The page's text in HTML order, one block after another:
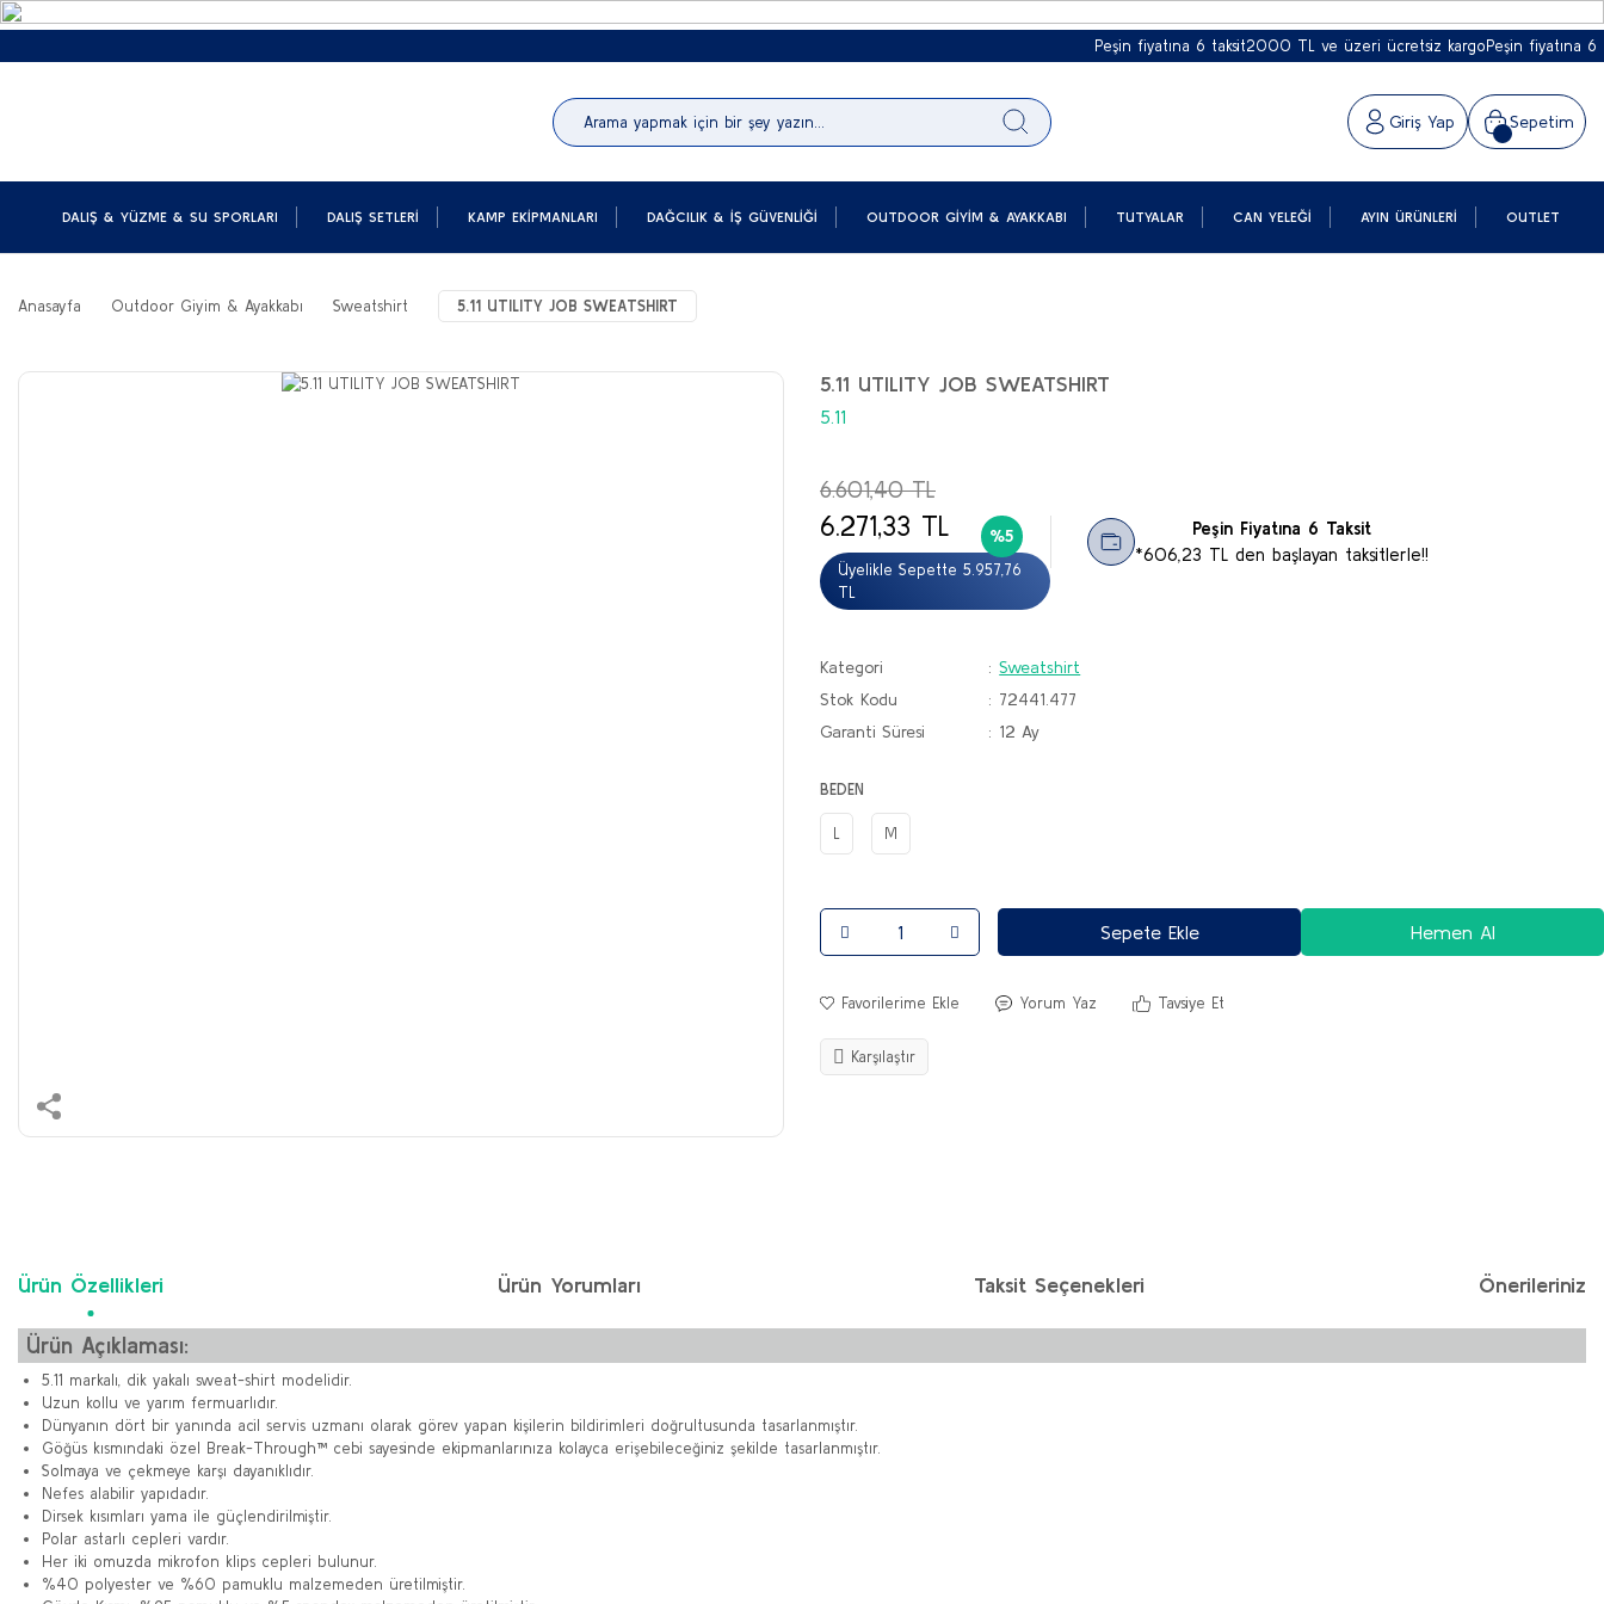
Peşin fiyatına 6 taksit 2000 TL ve üzeri ücretsiz kargo Peşin fiyatına 6 taksit
Giriş Yap Sepetim
DALIŞ & YÜZME & SU SPORLARI DALIŞ SETLERI KAMP EKIPMANLARI DAĞCILIK & İŞ GÜVENLIĞI OUTDOOR GIYIM & AYAKKABI TUTYALAR CAN YELEĞI AYIN ÜRÜNLERI OUTLET
Anasayfa Outdoor Giyim & Ayakkabı Sweatshirt 5.11 UTILITY JOB SWEATSHIRT
5.11 UTILITY JOB SWEATSHIRT
5.11
6.601,40 TL
6.271,33 TL
Üyelikle Sepette 5.957,76
TL
%5
Peşin Fiyatına 6 Taksit
*606,23 TL den başlayan taksitlerle!!
Kategori
Sweatshirt
Stok Kodu
72441.477
Garanti Süresi
12 Ay
BEDEN
L M
Sepete Ekle Hemen Al
Yorum Yaz Tavsiye Et
Karşılaştır
Ürün Özellikleri Ürün Yorumları Taksit Seçenekleri Önerileriniz
Ürün Açıklaması:
5.11 markalı, dik yakalı sweat-shirt modelidir.
Uzun kollu ve yarım fermuarlıdır.
Dünyanın dört bir yanında acil servis uzmanı olarak görev yapan kişilerin bildirimleri doğrultusunda tasarlanmıştır.
Göğüs kısmındaki özel Break-Through™ cebi sayesinde ekipmanlarınıza kolayca erişebileceğiniz şekilde tasarlanmıştır.
Solmaya ve çekmeye karşı dayanıklıdır.
Nefes alabilir yapıdadır.
Dirsek kısımları yama ile güçlendirilmiştir.
Polar astarlı cepleri vardır.
Her iki omuzda mikrofon klips cepleri bulunur.
%40 polyester ve %60 pamuklu malzemeden üretilmiştir.